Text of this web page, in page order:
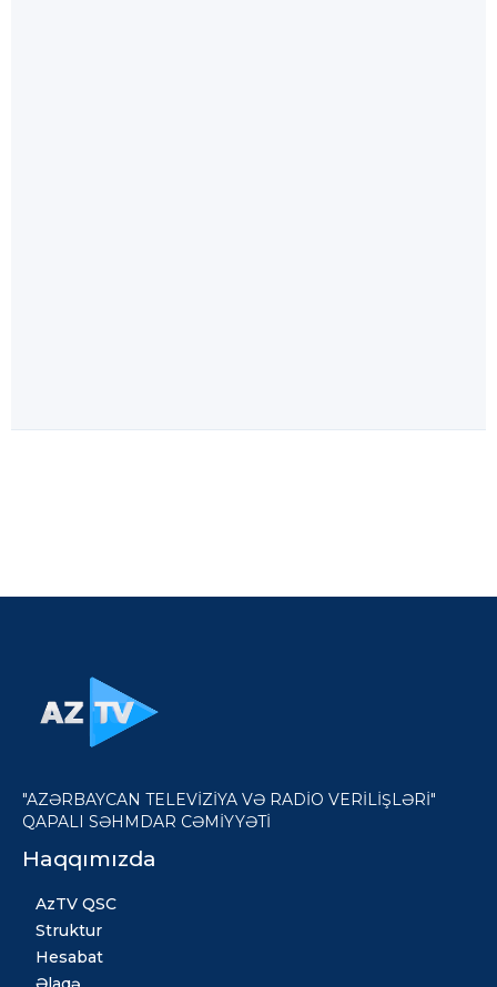
"AZƏRBAYCAN TELEVİZİYA VƏ RADİO VERİLİŞLƏRİ"
QAPALI SƏHMDAR CƏMİYYƏTİ
Haqqımızda
AzTV QSC
Struktur
Hesabat